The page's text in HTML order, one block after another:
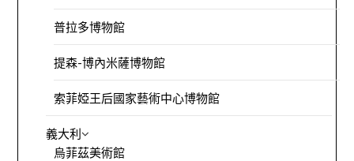
普拉多博物館
提森-博內米薩博物館
索菲婭王后國家藝術中心博物館
義大利
烏菲茲美術館